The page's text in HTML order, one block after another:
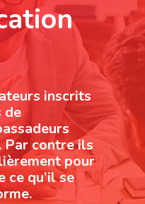
inscrits
de
Par contre ils
pour
ce qu’il se